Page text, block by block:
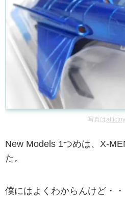
写真は
New Models 1つめは、X-
た。
僕にはよくわからんけど・